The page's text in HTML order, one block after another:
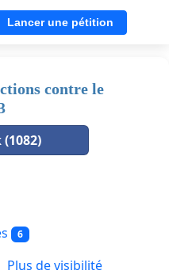
Lancer une pétition
contre le
6
Plus de visibilité